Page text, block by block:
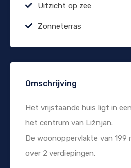
Uitzicht op zee
Zonneterras
Omschrijving
Het vrijstaande huis ligt in
het centrum van Ližnjan.
De woonoppervlakte van 199
over 2 verdiepingen.